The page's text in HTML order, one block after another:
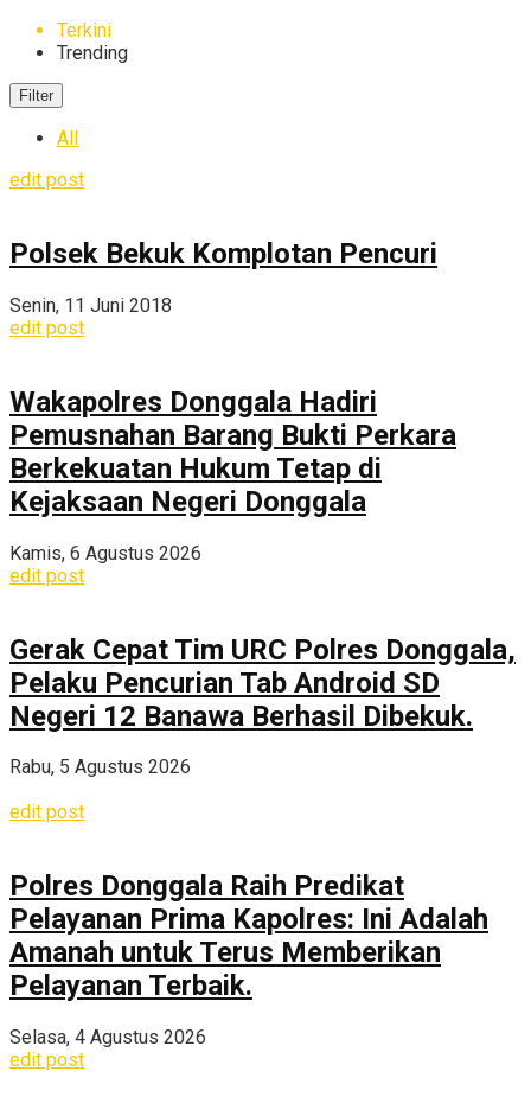
Terkini
Trending
Filter
All
edit post
Polsek Bekuk Komplotan Pencuri
Senin, 11 Juni 2018
edit post
Wakapolres Donggala Hadiri
Pemusnahan Barang Bukti Perkara
Berkekuatan Hukum Tetap di
Kejaksaan Negeri Donggala
Kamis, 6 Agustus 2026
edit post
Gerak Cepat Tim URC Polres Donggala,
Pelaku Pencurian Tab Android SD
Negeri 12 Banawa Berhasil Dibekuk.
Rabu, 5 Agustus 2026
edit post
Polres Donggala Raih Predikat
Pelayanan Prima Kapolres: Ini Adalah
Amanah untuk Terus Memberikan
Pelayanan Terbaik.
Selasa, 4 Agustus 2026
edit post